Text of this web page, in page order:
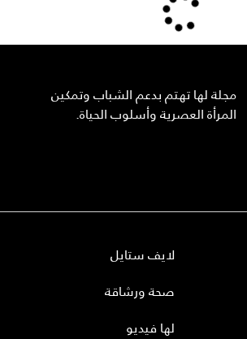
مجلة لها تهتم بدعم الشباب وتمكين
المرأة العصرية وأسلوب الحياة.
لايف ستايل
صحة ورشاقة
لها فيديو